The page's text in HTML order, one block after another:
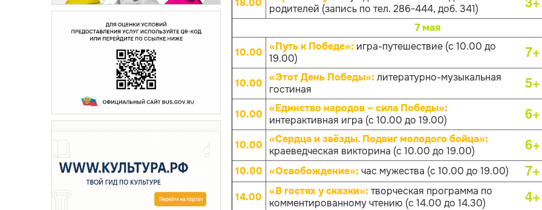
18.00
родителей (запись по тел. 286-444, доб. 341)
7 мая
10.00 «Путь к Победе»: игра-путешествие (с 10.00 до
19.00)
7+
10.00 «Этот День Победы»: литературно-музыкальная
гостиная
5+
10.00 «Единство народов – сила Победы»:
интерактивная игра (с 10.00 до 19.00)
6+
10.00 «Сердца и звёзды. Подвиг молодого бойца»:
краеведческая викторина (с 10.00 до 19.00)
6+
10.00 «Освобождение»: час мужества (с 10.00 до 19.00) 7+
14.00 «В гостях у сказки»: творческая программа по
комментированному чтению (с 14.00 до 14.30)
4+